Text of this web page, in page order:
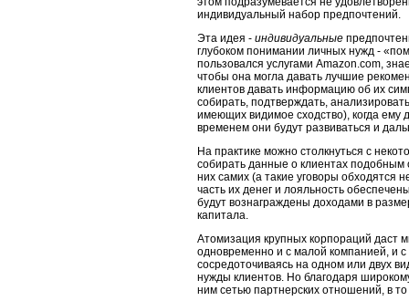
индивидуальный набор предпочтений.
Эта идея - индивидуальные
глубоком понимании личных нужд -
пользовался услугами Amazon.com,
чтобы она могла давать лучшие
клиентов давать информацию об их
собирать, подтверждать,
имеющих видимое сходст­во), когда ему
временем они будут развиваться и
На практике можно столкнуться с
собирать данные о клиен­тах
них самих (а такие уговоры обходятся
часть их денег и лояльность
будут вознаграждены доходами в
капитала.
Атомизация крупных корпораций даст
одновременно и с малой компанией, и
сосредоточиваясь на одном или двух
нужды клиентов. Но благо­даря
ним сетью партнерских отношений, в